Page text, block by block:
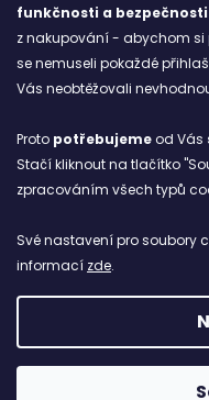
funkčnosti a
z nakupování - abychom si
se nemuseli pokaždé
Vás neobtěžovali
Proto potřebujemeod Vás
Stačí kliknout na tlačítko
zpracováním všech typů
Své nastavení pro soubory
informací zde.
Blog
Ze starých bot
ARCHIV
Facebook
Copyright 2026